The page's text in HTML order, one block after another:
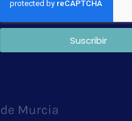
Suscribir